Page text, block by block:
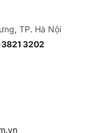
TP. Hà Nội
3202